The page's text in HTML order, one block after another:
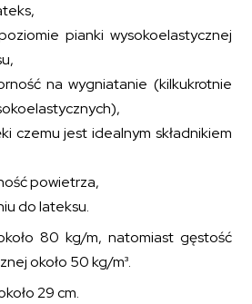
pianki wysokoelastycznej
na wygniatanie (kilkukrotnie
czemu jest idealnym składnikiem
powietrza,
do lateksu.
80 kg/m, natomiast gęstość
około 50 kg/m³.
29 cm.